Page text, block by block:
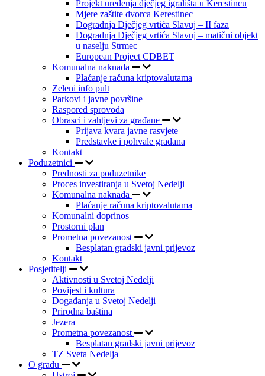
Projekt uređenja dječjeg igrališta u Kerestincu
Mjere zaštite dvorca Kerestinec
Dogradnja Dječjeg vrtića Slavuj – II faza
Dogradnja Dječjeg vrtića Slavuj – matični objekt
u naselju Strmec
European Project CDBET
Komunalna naknada
Plaćanje računa kriptovalutama
Zeleni info pult
Parkovi i javne površine
Raspored sprovoda
Obrasci i zahtjevi za građane
Prijava kvara javne rasvjete
Predstavke i pohvale građana
Kontakt
Poduzetnici
Prednosti za poduzetnike
Proces investiranja u Svetoj Nedelji
Komunalna naknada
Plaćanje računa kriptovalutama
Komunalni doprinos
Prostorni plan
Prometna povezanost
Besplatan gradski javni prijevoz
Kontakt
Posjetitelji
Aktivnosti u Svetoj Nedelji
Povijest i kultura
Događanja u Svetoj Nedelji
Prirodna baština
Jezera
Prometna povezanost
Besplatan gradski javni prijevoz
TZ Sveta Nedelja
O gradu